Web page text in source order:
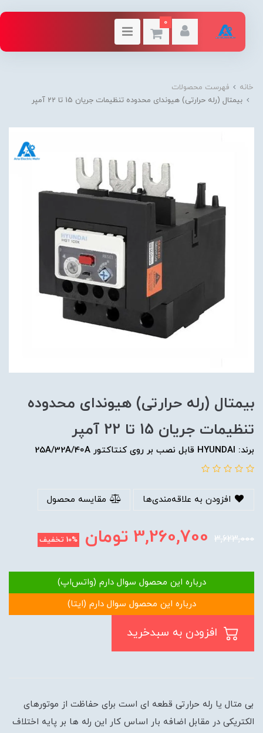
0
خانه
فهرست محصولات
بیمتال (رله حرارتی) هیوندای محدوده تنظیمات جریان 15 تا 22 آمپر
بیمتال (رله حرارتی) هیوندای محدوده
تنظیمات جریان 15 تا 22 آمپر
برند: HYUNDAI قابل نصب بر روی کنتاکتور 25A/32A/40A
افزودن به علاقه‌مندی‌ها مقایسه محصول
3,623,000
3,260,700تومان 10%تخفیف
درباره این محصول سوال دارم (واتس‌اپ)
درباره این محصول سوال دارم (ایتا)
بی متال یا رله حرارتی قطعه ای است برای حفاظت از موتورهای
الکتریکی در مقابل اضافه بار اساس کار این رله ها بر پایه اختلاف